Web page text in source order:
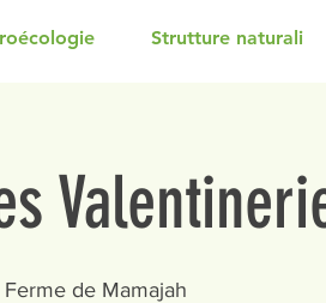
Strutture naturali
Ferme de Mamajah